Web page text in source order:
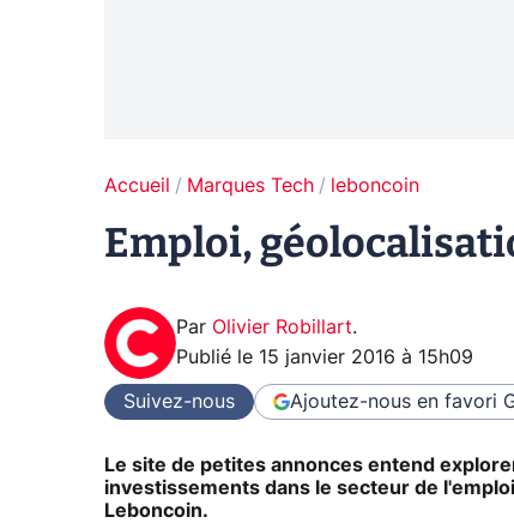
Accueil Marques Tech leboncoin
Emploi,
Par Olivier Robillart.
Publié le 15 janvier 2016 à 15h09
Suivez-nous Ajoutez-nous en favori
Le site de petites annonces entend
investissements dans le secteur de
Leboncoin.